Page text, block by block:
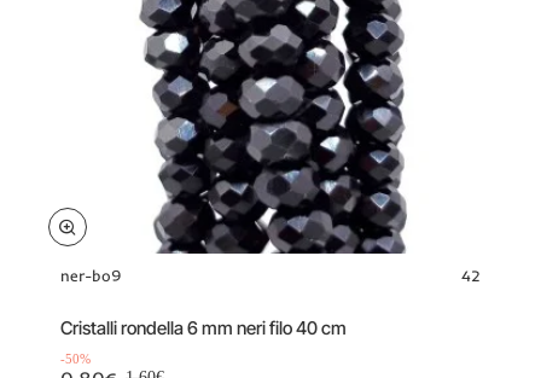
Offerta -50%
ner-bo9 42
Cristalli rondella 6 mm neri filo 40 cm
-50%